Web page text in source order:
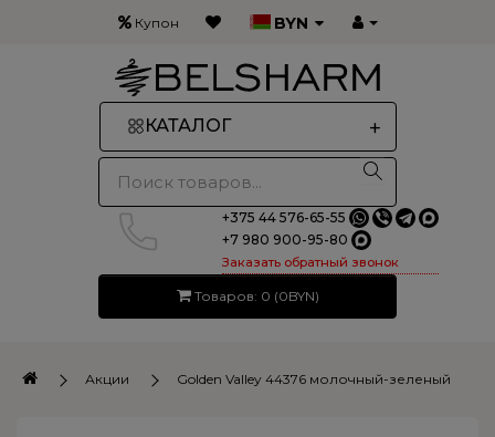
Купон BYN
+
КАТАЛОГ
+375 44 576-65-55
+7 980 900-95-80
Заказать обратный звонок
Товаров: 0 (0BYN)
Акции Golden Valley 44376 молочный-зеленый
Получите купон на 5% скидку
Подпишитесь на нашу рассылку, чтобы
первыми
узнавать о последних тенденциях, новых
поступлениях и эксклюзивных
предложениях.